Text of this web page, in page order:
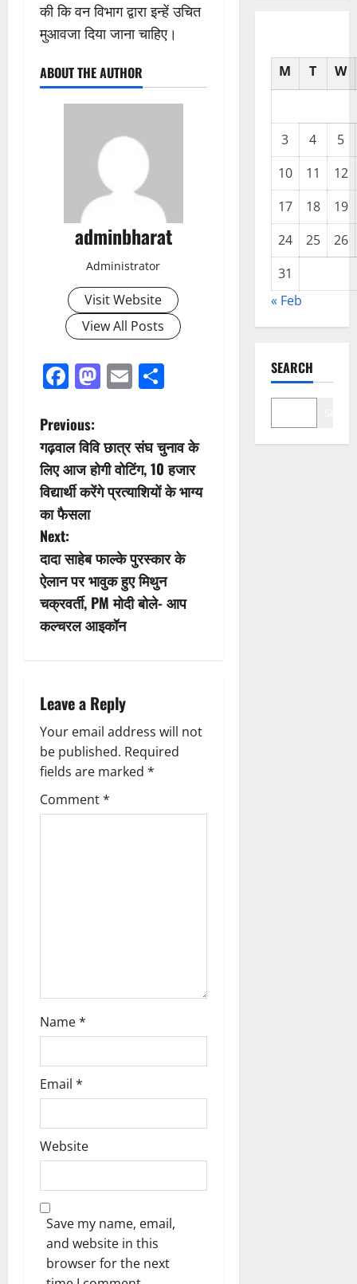
की कि वन विभाग द्वारा इन्हें उचित
मुआवजा दिया जाना चाहिए।
ABOUT THE AUTHOR
adminbharat
Administrator
Visit Website
View All Posts
Facebook
Mastodon
Email
P
o
s
t
n
a
v
g
a
t
i
Previous:
गढ़वाल विवि छात्र संघ चुनाव के
लिए आज होगी वोटिंग, 10 हजार
विद्यार्थी करेंगे प्रत्याशियों के भाग्य
का फैसला
Next:
दादा साहेब फाल्के पुरस्कार के
ऐलान पर भावुक हुए मिथुन
चक्रवर्ती, PM मोदी बोले- आप
कल्चरल आइकॉन
Leave a Reply
Your email address will not
be published. Required
fields are marked *
Comment*
Name*
Email *
Website
Save my name, email,
and website in this
browser for the next
M T W
3 4
5
10
11
12
17
18
19
24
25
26
31
« Feb
SEARCH